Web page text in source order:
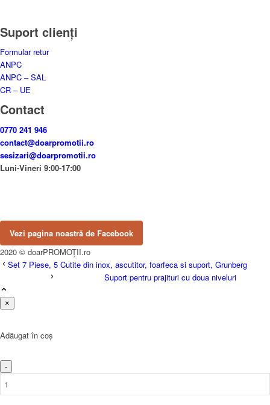
Suport clienți
Formular retur
ANPC
ANPC – SAL
CR – UE
Contact
0770 241 946
contact@doarpromotii.ro
sesizari@doarpromotii.ro
Luni-Vineri 9:00-17:00
Vezi pagina noastră de Facebook
2020 © doarPROMOȚII.ro
Set 7 Piese, 5 Cutite din inox, ascutitor, foarfeca si suport, Grunberg
Suport pentru prajituri cu doua niveluri
×
Adăugat în coș
-